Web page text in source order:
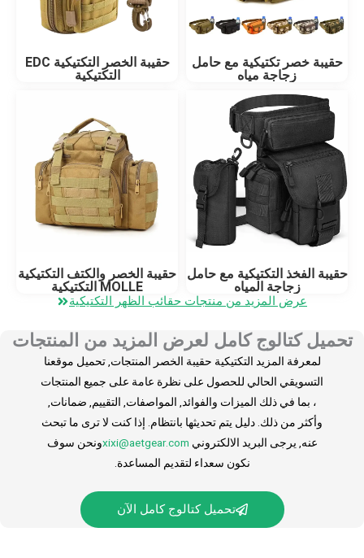
حقيبة خصر تكتيكية مع حامل
زجاجة مياه
حقيبة الخصر التكتيكية EDC
التكتيكية
حقيبة الفخذ التكتيكية مع حامل
زجاجة المياه
حقيبة الخصر والكتف التكتيكية
MOLLE التكتيكية
عرض المزيد من منتجات حقائب الظهر التكتيكية
تحميل كتالوج كامل لعرض المزيد من المنتجات
لمعرفة المزيد التكتيكية حقيبة الخصر المنتجات, تحميل موقعنا
التسويقي الحالي للحصول على نظرة عامة على جميع المنتجات
، بما في ذلك الميزات والفوائد, المواصفات, التقييم, ضمانات,
وأكثر من ذلك. دليل يتم تحديثها بانتظام. إذا كنت لا ترى ما تبحث
عنه, يرجى البريد الالكتروني xixi@aetgear.comونحن سوف
نكون سعداء لتقديم المساعدة.
تحميل كتالوج كامل الآن